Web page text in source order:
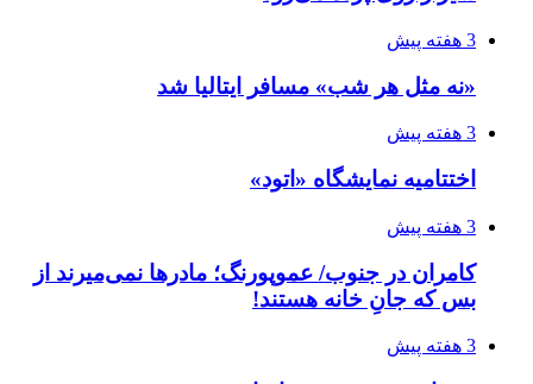
3 هفته پیش
«نه مثل هر شب» مسافر ایتالیا شد
3 هفته پیش
اختتامیه نمایشگاه «اتود»
3 هفته پیش
کامران در جنوب/ عموپورنگ؛ مادرها نمی‌میرند از
بس که جانِ خانه هستند!
3 هفته پیش